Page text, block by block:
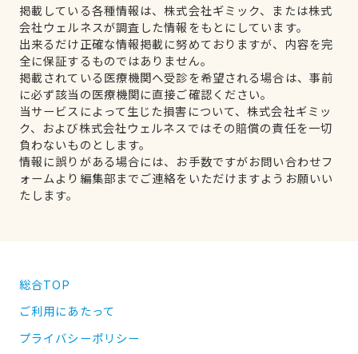
掲載している各種情報は、株式会社ギミック、または株式
会社ウェルネスが調査した情報をもとにしています。
出来るだけ正確な情報掲載に努めておりますが、内容を完
全に保証するものではありません。
掲載されている医療機関へ受診を希望される場合は、事前
に必ず該当の医療機関に直接ご確認ください。
当サービスによって生じた損害について、株式会社ギミッ
ク、および株式会社ウェルネスではその賠償の責任を一切
負わないものとします。
情報に誤りがある場合には、お手数ですがお問い合わせフ
ォームより編集部までご連絡をいただけますようお願いい
たします。
総合TOP
ご利用にあたって
プライバシーポリシー